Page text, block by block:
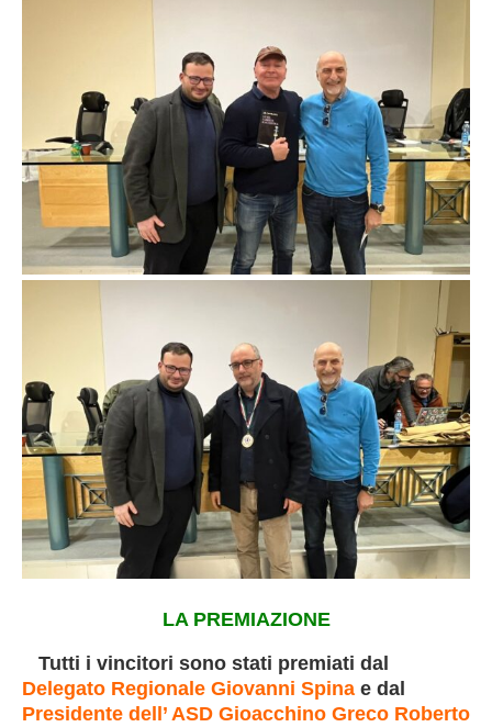
LA PREMIAZIONE
Tutti i vincitori sono stati premiati dal
Delegato Regionale Giovanni Spina e dal
Presidente dell’ ASD Gioacchino Greco Roberto